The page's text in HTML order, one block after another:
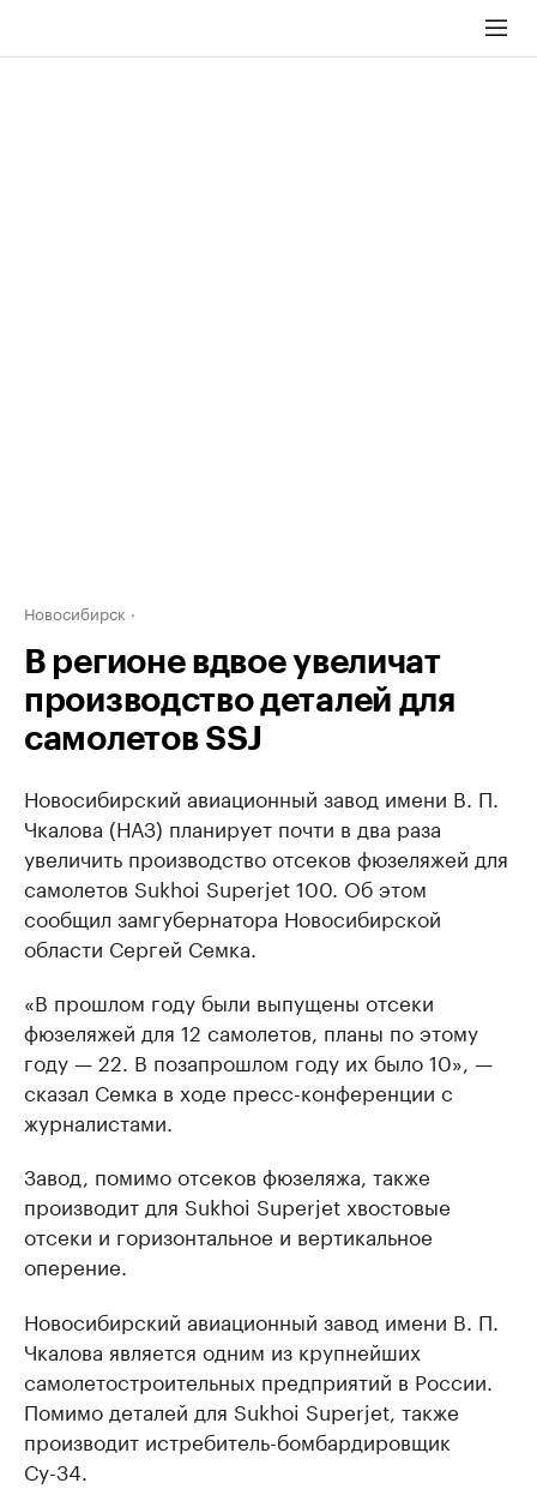
Новосибирск
В регионе вдвое увеличат
производство деталей для
самолетов SSJ
Новосибирский авиационный завод имени В. П.
Чкалова (НАЗ) планирует почти в два раза
увеличить производство отсеков фюзеляжей для
самолетов Sukhoi Superjet 100. Об этом
сообщил замгубернатора Новосибирской
области Сергей Семка.
«В прошлом году были выпущены отсеки
фюзеляжей для 12 самолетов, планы по этому
году — 22. В позапрошлом году их было 10», —
сказал Семка в ходе пресс-конференции с
журналистами.
Завод, помимо отсеков фюзеляжа, также
производит для Sukhoi Superjet хвостовые
отсеки и горизонтальное и вертикальное
оперение.
Новосибирский авиационный завод имени В. П.
Чкалова является одним из крупнейших
самолетостроительных предприятий в России.
Помимо деталей для Sukhoi Superjet, также
производит истребитель-бомбардировщик
Су-34.